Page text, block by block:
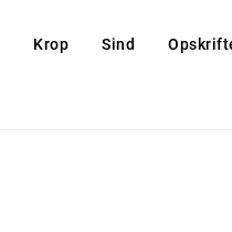
Krop Sind